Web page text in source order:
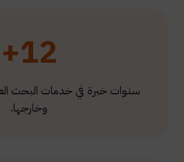
12+
سنوات خبرة في خدمات البحث
وخارجها.